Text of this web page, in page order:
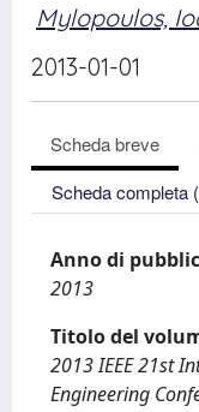
Mylopoulos,
2013-01-01
Scheda breve
Scheda completa
Anno di
2013
Titolo del
2013 IEEE 21st
Engineering